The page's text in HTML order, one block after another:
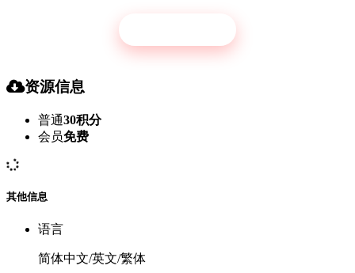
资源信息
普通30积分
会员免费
其他信息
语言
简体中文/英文/繁体